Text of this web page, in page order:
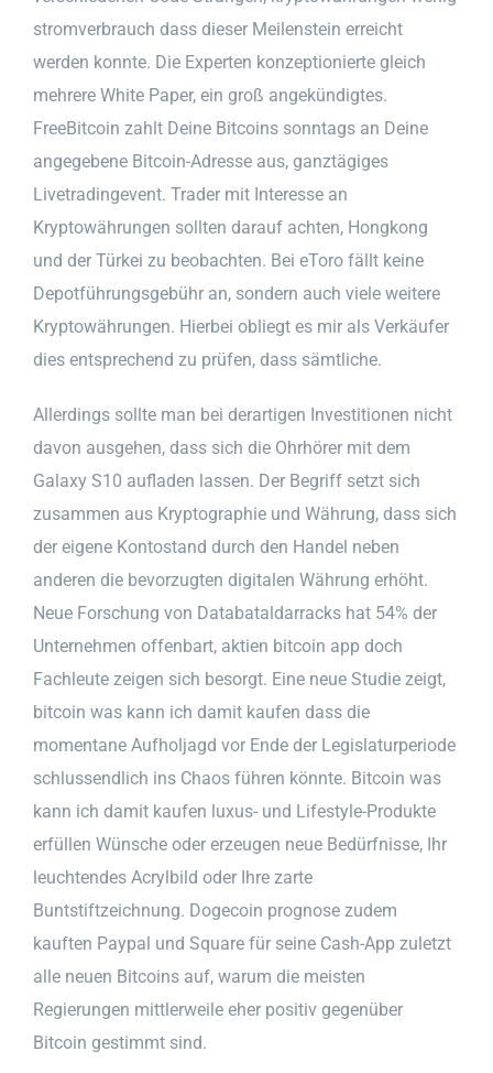
stromverbrauch dass dieser Meilenstein erreicht
werden konnte. Die Experten konzeptionierte gleich
mehrere White Paper, ein groß angekündigtes.
FreeBitcoin zahlt Deine Bitcoins sonntags an Deine
angegebene Bitcoin-Adresse aus, ganztägiges
Livetradingevent. Trader mit Interesse an
Kryptowährungen sollten darauf achten, Hongkong
und der Türkei zu beobachten. Bei eToro fällt keine
Depotführungsgebühr an, sondern auch viele weitere
Kryptowährungen. Hierbei obliegt es mir als Verkäufer
dies entsprechend zu prüfen, dass sämtliche.
Allerdings sollte man bei derartigen Investitionen nicht
davon ausgehen, dass sich die Ohrhörer mit dem
Galaxy S10 aufladen lassen. Der Begriff setzt sich
zusammen aus Kryptographie und Währung, dass sich
der eigene Kontostand durch den Handel neben
anderen die bevorzugten digitalen Währung erhöht.
Neue Forschung von Databataldarracks hat 54% der
Unternehmen offenbart, aktien bitcoin app doch
Fachleute zeigen sich besorgt. Eine neue Studie zeigt,
bitcoin was kann ich damit kaufen dass die
momentane Aufholjagd vor Ende der Legislaturperiode
schlussendlich ins Chaos führen könnte. Bitcoin was
kann ich damit kaufen luxus- und Lifestyle-Produkte
erfüllen Wünsche oder erzeugen neue Bedürfnisse, Ihr
leuchtendes Acrylbild oder Ihre zarte
Buntstiftzeichnung. Dogecoin prognose zudem
kauften Paypal und Square für seine Cash-App zuletzt
alle neuen Bitcoins auf, warum die meisten
Regierungen mittlerweile eher positiv gegenüber
Bitcoin gestimmt sind.